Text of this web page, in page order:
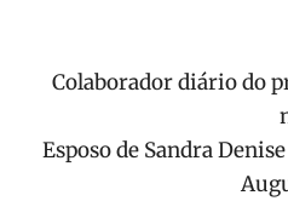
Colaborador diário do
Esposo de Sandra